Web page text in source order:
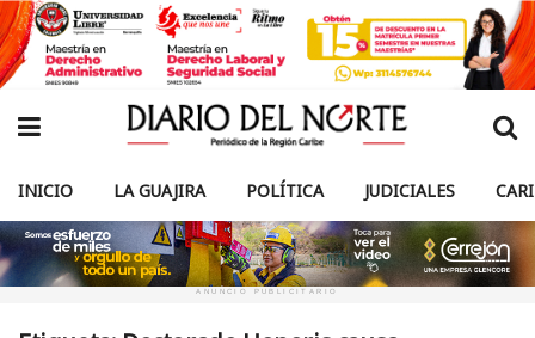
INICIO LA GUAJIRA POLÍTICA JUDICIALES
ANUNCIO PUBLICITARIO